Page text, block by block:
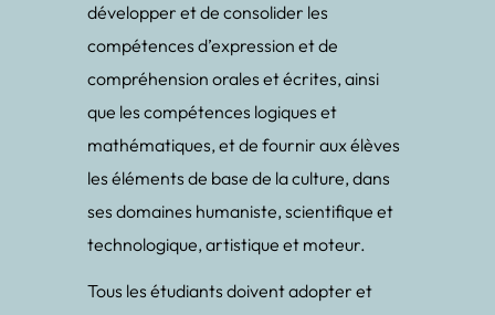
développer et de consolider les
compétences d’expression et de
compréhension orales et écrites, ainsi
que les compétences logiques et
mathématiques, et de fournir aux élèves
les éléments de base de la culture, dans
ses domaines humaniste, scientifique et
technologique, artistique et moteur.
Tous les étudiants doivent adopter et